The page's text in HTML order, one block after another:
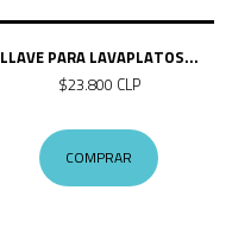
LLAVE PARA LAVAPLATOS...
$23.800 CLP
COMPRAR